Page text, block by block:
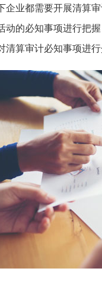
企业都需要开展清算
动的必知事项进行把
清算审计必知事项进